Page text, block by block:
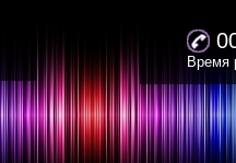
Время